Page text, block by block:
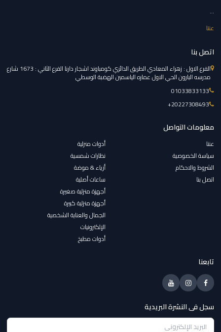
...
عننا
اتصل بنا
الفرع الاول : زهراء المعادي الطريق الدائري كومباوند اشجار دارنا الفرع الثاني : 1673 شارع
مدرسه البارون الحي الاول عماره الياسمين الهضبة الوسطي
01033833133
‎+20227308493
معلومات التواصل
عننا
سياسة الخصوصية
الشروط والاحكام
اتصل بنا
أدوات منزلية
نظارات شمسية
أزياء & موضة
ساعات أصلية
أجهزة منزلية صغيرة
أجهزة منزلية كبيرة
الجمال والعناية الشخصية
الإلكترونيات
أدوات مطبخ
تابعنا
سجل فى النشرة البريدية